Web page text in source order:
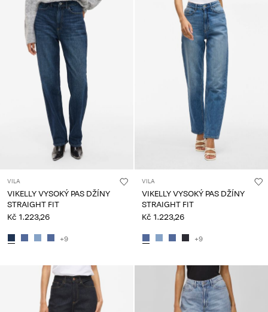
VILA
VIKELLY VYSOKÝ PAS DŽÍNY
STRAIGHT FIT
Kč 1.223,26
+9
VILA
VIKELLY VYSOKÝ PAS DŽÍNY
STRAIGHT FIT
Kč 1.223,26
+9